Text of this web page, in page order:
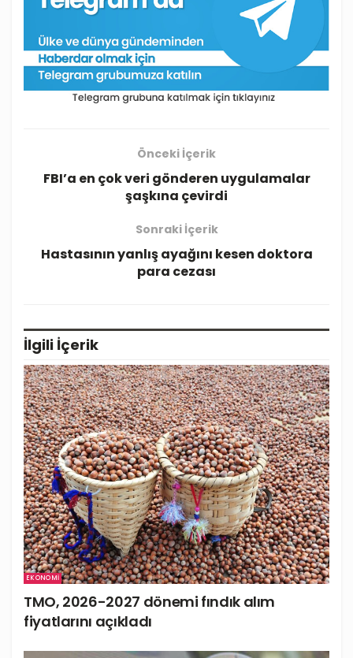
Önceki İçerik
FBI’a en çok veri gönderen uygulamalar
şaşkına çevirdi
Sonraki İçerik
Hastasının yanlış ayağını kesen doktora
para cezası
İlgili İçerik
EKONOMI
TMO, 2026-2027 dönemi fındık alım
fiyatlarını açıkladı